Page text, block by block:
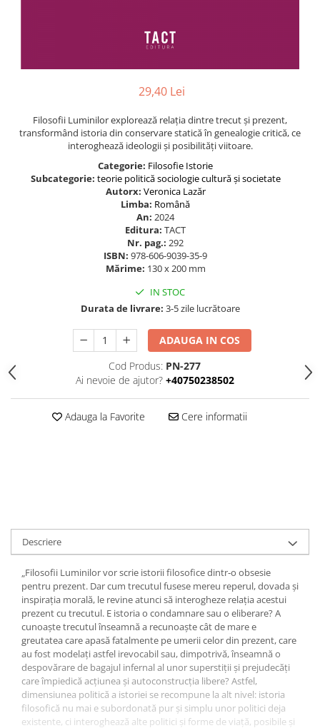
29,40 Lei
Filosofii Luminilor explorează relația dintre trecut și prezent,
transformând istoria din conservare statică în genealogie critică, ce
interoghează ideologii și posibilități viitoare.
Categorie: Filosofie Istorie
Subcategorie: teorie politicăsociologiecultură și societate
Autorx: Veronica Lazăr
Limba: Română
An: 2024
Editura: TACT
Nr. pag.: 292
ISBN: 978-606-9039-35-9
Mărime: 130 x 200 mm
IN STOC
Durata de livrare: 3-5 zile lucrătoare
ADAUGA IN COS
Cod Produs: PN-277
Ai nevoie de ajutor? +40750238502
Adauga la Favorite Cere informatii
Descriere
„Filosofii Luminilor vor scrie istorii filosofice dintr‐o obsesie
pentru prezent. Dar cum trecutul fusese mereu reperul, dovada și
inspirația morală, le revine atunci să interogheze relația acestui
prezent cu trecutul. E istoria o condamnare sau o eliberare? A
cunoaște trecutul înseamnă a recunoaște cât de mare e
greutatea care apasă fatalmente pe umerii celor din prezent, care
au fost modelați astfel irevocabil sau, dimpotrivă, înseamnă o
despovărare de bagajul infernal al unor superstiții și prejudecăți
care împiedică acțiunea și autoconstrucția libere? Astfel,
dimensiunea politică a istoriei se recompune la alt nivel: istoria
filosofică nu mai e subordonată pur și simplu unor politici deja
existente, ci interoghează alte politici și forme de viață, posibile și